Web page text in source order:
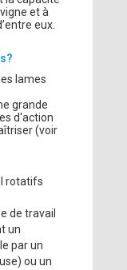
et à
eux.
lames
grande
d'action
(voir
rotatifs
de travail
un
par un
ou un